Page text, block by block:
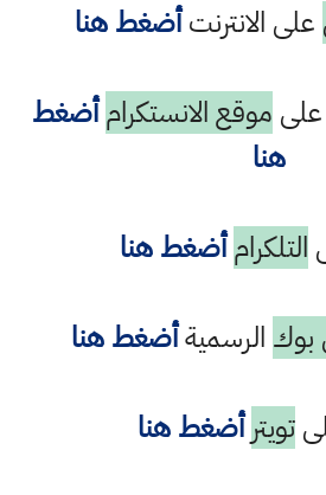
على الانترنتأضغط هنا
موقع الانستكرام أضغط
هنا
التلكرام أضغط هنا
الرسميةأضغط هنا
تويتر أضغط هنا